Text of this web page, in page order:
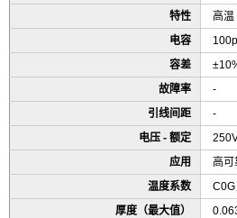
特性
高温
电容
容差
故障率
-
引线间距
-
电压 - 额定
应用
高可
温度系数
厚度（最大值）